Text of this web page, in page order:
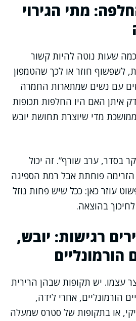
מתי הגירוי
כמה שעות נוטה להיות קשור
לשפשוף חוזר או לכך שהטמפון
עם נשים שמתארות החמרה
איתן האם היו החלפות תכופות
מדי שיוצרת תחושת יובש
בסדר, ערב שורף”. זה יכול
פוחתת אבל רמת הספיגה
עוזר כאן: ככל שיש פחות נוזל
בהוצאה.
רגישות: יובש,
הורמונליים
עצמו. יש תקופות שבהן הרירית
הורמונליים, אחרי לידה,
או בתקופות של סטרס שמעלה